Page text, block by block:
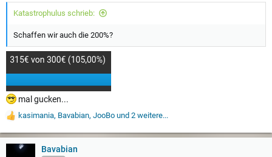
Katastrophulus schrieb:
Schaffen wir auch die 200%?
mal gucken...
W
r
kasimania, Bavabian, JooBo und 2 weitere...
Bavabian